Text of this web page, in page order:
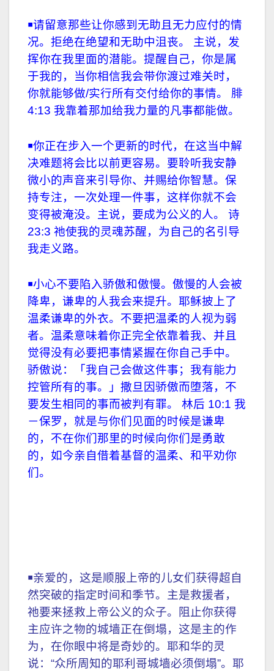
￭请留意那些让你感到无助且无力应付的情
况。拒绝在绝望和无助中沮丧。 主说，发
挥你在我里面的潜能。提醒自己，你是属
于我的，当你相信我会带你渡过难关时，
你就能够做/实行所有交付给你的事情。 腓
4:13 我靠着那加给我力量的凡事都能做。
￭你正在步入一个更新的时代，在这当中解
决难题将会比以前更容易。要聆听我安静
微小的声音来引导你、并赐给你智慧。保
持专注，一次处理一件事，这样你就不会
变得被淹没。主说，要成为公义的人。 诗
23:3 祂使我的灵魂苏醒，为自己的名引导
我走义路。
￭小心不要陷入骄傲和傲慢。傲慢的人会被
降卑，谦卑的人我会来提升。耶稣披上了
温柔谦卑的外衣。不要把温柔的人视为弱
者。温柔意味着你正完全依靠着我、并且
觉得没有必要把事情紧握在你自己手中。
骄傲说：「我自己会做这件事；我有能力
控管所有的事。」撒旦因骄傲而堕落，不
要发生相同的事而被判有罪。 林后 10:1 我
－保罗，就是与你们见面的时候是谦卑
的，不在你们那里的时候向你们是勇敢
的，如今亲自借着基督的温柔、和平劝你
们。
￭亲爱的，这是顺服上帝的儿女们获得超自
然突破的指定时间和季节。主是救援者，
祂要来拯救上帝公义的众子。阻止你获得
主应许之物的城墙正在倒塌，这是主的作
为，在你眼中将是奇妙的。耶和华的灵
说：“众所周知的耶利哥城墙必须倒塌”。耶